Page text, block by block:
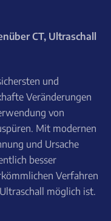
CT, Ultraschall
und
Veränderungen
von
Mit modernen
und Ursache
besser
Verfahren
möglich ist.